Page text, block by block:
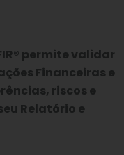
permite validar
Financeiras e
riscos e
Relatório e